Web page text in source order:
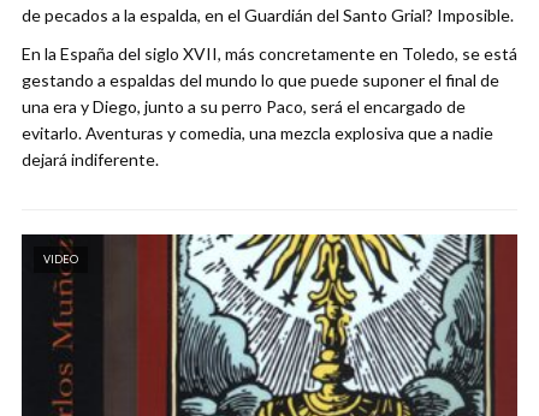
de pecados a la espalda, en el Guardián del Santo Grial? Imposible.
En la España del siglo XVII, más concretamente en Toledo, se está
gestando a espaldas del mundo lo que puede suponer el final de
una era y Diego, junto a su perro Paco, será el encargado de
evitarlo. Aventuras y comedia, una mezcla explosiva que a nadie
dejará indiferente.
VIDEO